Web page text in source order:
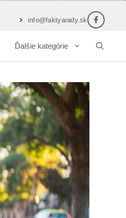
info@faktyarady.sk
Ďalšie kategórie